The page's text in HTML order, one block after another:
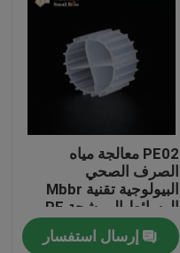
PE02 معالجة مياه
الصرف الصحي
البيولوجية تقنية Mbbr
الوسائط المرشحة PE
مواد البوليمر SBR
التكنولوجياإرسال استفسار